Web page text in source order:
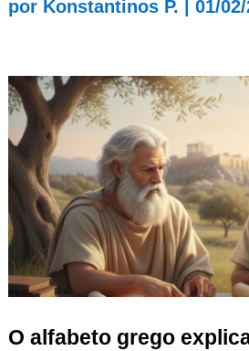
por Konstantinos P. 01/
O alfabeto grego